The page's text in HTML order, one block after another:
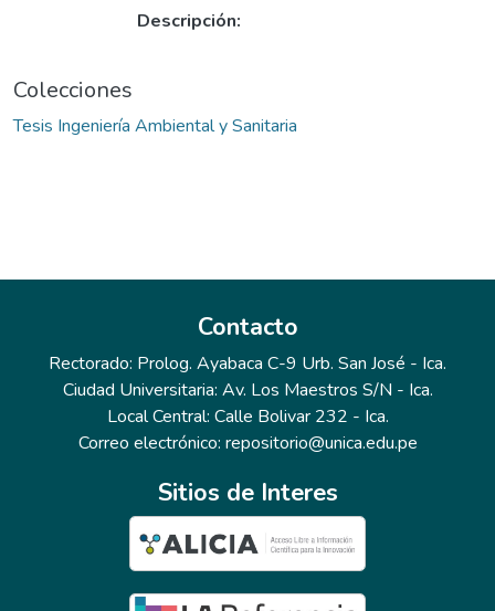
Descripción:
Colecciones
Tesis Ingeniería Ambiental y Sanitaria
Contacto
Rectorado: Prolog. Ayabaca C-9 Urb. San José - Ica.
Ciudad Universitaria: Av. Los Maestros S/N - Ica.
Local Central: Calle Bolivar 232 - Ica.
Correo electrónico: repositorio@unica.edu.pe
Sitios de Interes